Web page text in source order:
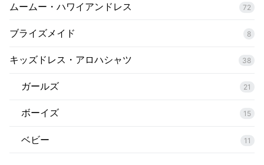
ムームー・ハワイアンドレス 72
ブライズメイド 8
キッズドレス・アロハシャツ 38
ガールズ 21
ボーイズ 15
ベビー 11